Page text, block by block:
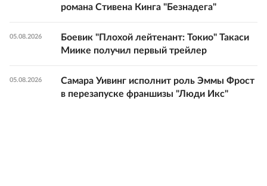
романа Стивена Кинга "Безнадега"
05.08.2026
Боевик "Плохой лейтенант: Токио" Такаси
Миике получил первый трейлер
05.08.2026
Самара Уивинг исполнит роль Эммы Фрост
в перезапуске франшизы "Люди Икс"